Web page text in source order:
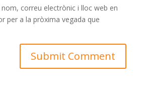
correu electrònic i lloc web en
per a la pròxima vegada que